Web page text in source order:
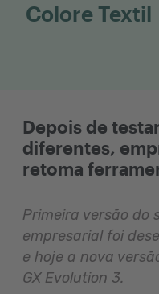
Colore Textil
Depois de
diferentes,
retoma
Primeira versão do
empresarial foi
e hoje a nova
GX Evolution 3.